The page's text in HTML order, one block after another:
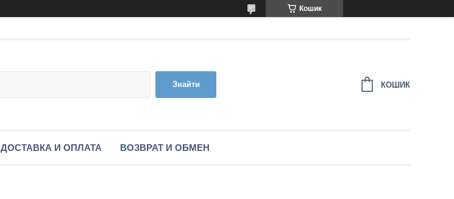
Кошик
Знайти КОШИК
ДОСТАВКА И ОПЛАТА ВОЗВРАТ И ОБМЕН